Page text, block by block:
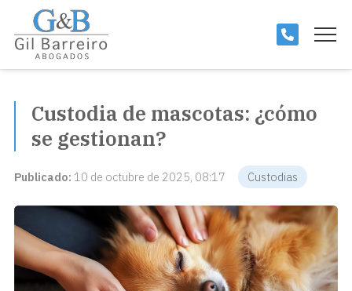
Custodia de mascotas: ¿cómo
se gestionan?
Publicado: 10 de octubre de 2025, 08:17 Custodias